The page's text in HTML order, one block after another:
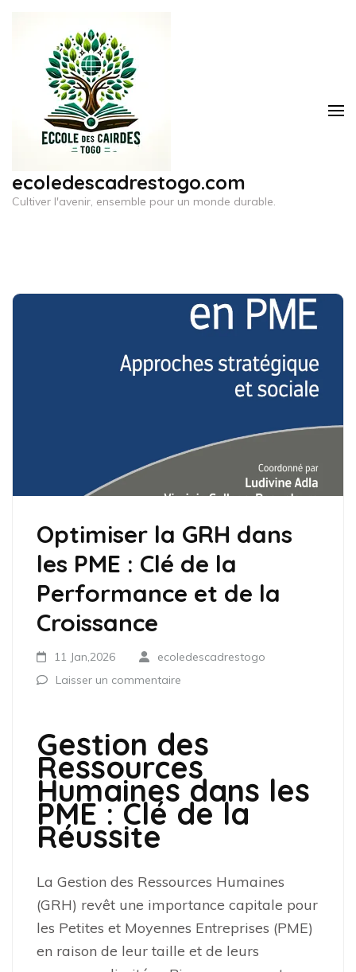
contenu
(Pressez
ecoledescadrestogo.com
Cultiver l'avenir, ensemble pour un monde durable.
Optimiser la GRH dans
les PME : Clé de la
Performance et de la
Croissance
11 Jan,2026
ecoledescadrestogo
Laisser un commentaire
Gestion des
Ressources
Humaines dans les
PME : Clé de la
Réussite
La Gestion des Ressources Humaines
(GRH) revêt une importance capitale pour
les Petites et Moyennes Entreprises (PME)
en raison de leur taille et de leurs